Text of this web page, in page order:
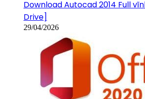
Download Autocad 2014 Full
Drive]
29/04/2026